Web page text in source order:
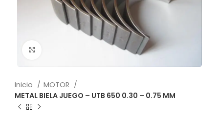
Inicio
MOTOR
METAL BIELA JUEGO – UTB 650 0.30 – 0.75 MM